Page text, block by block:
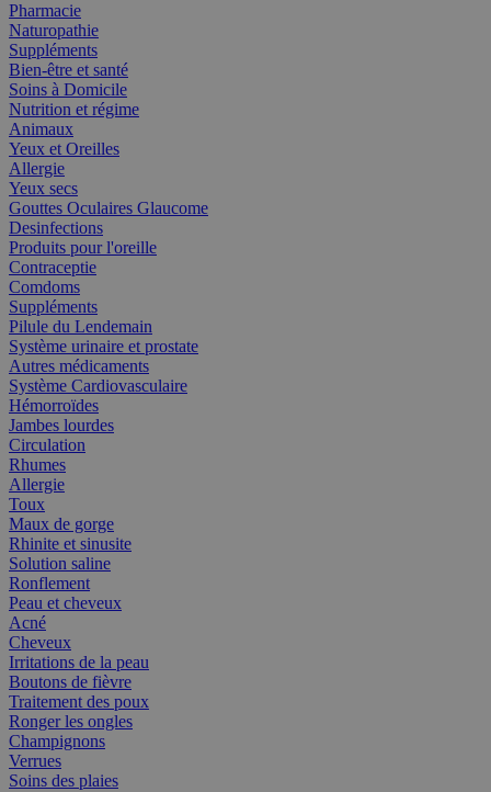
Pharmacie
Naturopathie
Suppléments
Bien-être et santé
Soins à Domicile
Nutrition et régime
Animaux
Yeux et Oreilles
Allergie
Yeux secs
Gouttes Oculaires Glaucome
Desinfections
Produits pour l'oreille
Contraceptie
Comdoms
Suppléments
Pilule du Lendemain
Système urinaire et prostate
Autres médicaments
Système Cardiovasculaire
Hémorroïdes
Jambes lourdes
Circulation
Rhumes
Allergie
Toux
Maux de gorge
Rhinite et sinusite
Solution saline
Ronflement
Peau et cheveux
Acné
Cheveux
Irritations de la peau
Boutons de fièvre
Traitement des poux
Ronger les ongles
Champignons
Verrues
Soins des plaies